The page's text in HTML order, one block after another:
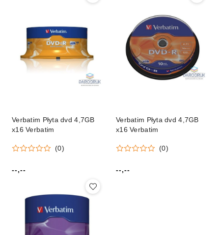
Verbatim Płyta dvd 4,7GB
x16 Verbatim
(0)
Cena:
--,--
Verbatim Płyta dvd 4,7GB
x16 Verbatim
(0)
Cena:
--,--